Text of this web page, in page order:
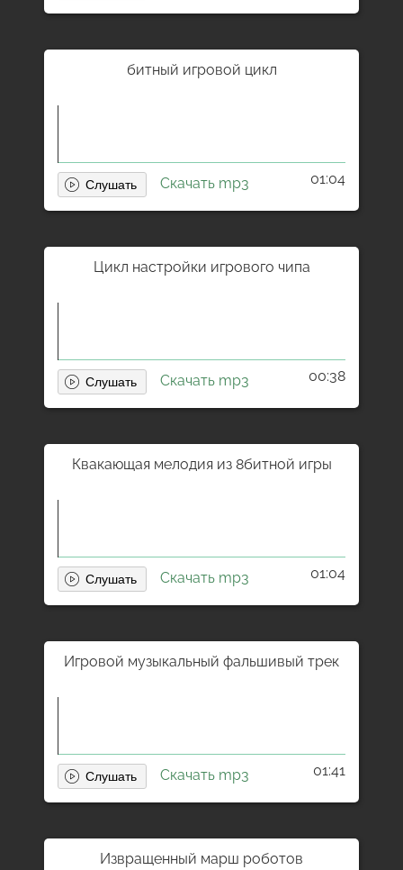
битный игровой цикл
Скачать mp3 01:04
Цикл настройки игрового чипа
Скачать mp3 00:38
Квакающая мелодия из 8битной игры
Скачать mp3 01:04
Игровой музыкальный фальшивый трек
Скачать mp3 01:41
Извращенный марш роботов